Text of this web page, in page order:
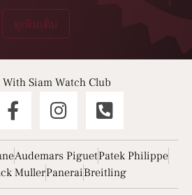
ดูเพิ่มเติม
With Siam Watch Club
Audemars PiguetPatek Philippe
MullerPaneraiBreitling